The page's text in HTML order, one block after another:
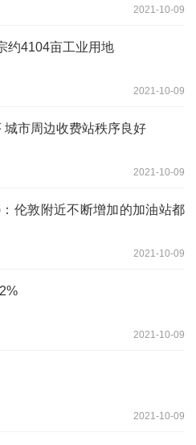
2021-10-09
约4104亩工业用地
2021-10-09
市周边收费站秩序良好
2021-10-09
伦敦附近不断增加的加油站都
2021-10-09
2021-10-09
2021-10-09